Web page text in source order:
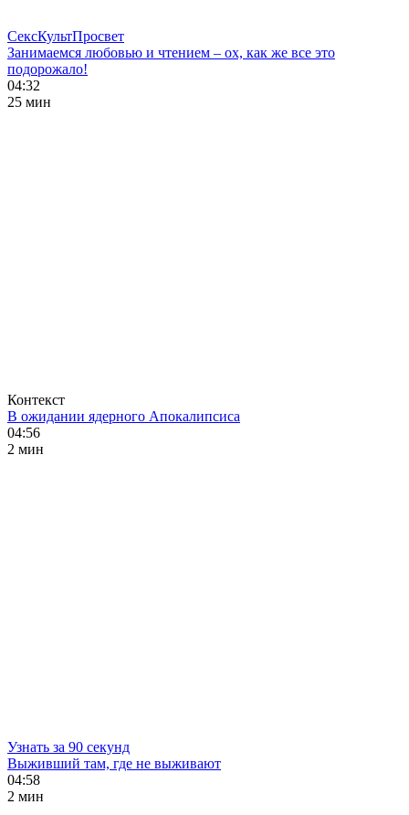
СексКультПросвет
Занимаемся любовью и чтением – ох, как же все это
подорожало!
04:32
25 мин
Контекст
В ожидании ядерного Апокалипсиса
04:56
2 мин
Узнать за 90 секунд
Выживший там, где не выживают
04:58
2 мин